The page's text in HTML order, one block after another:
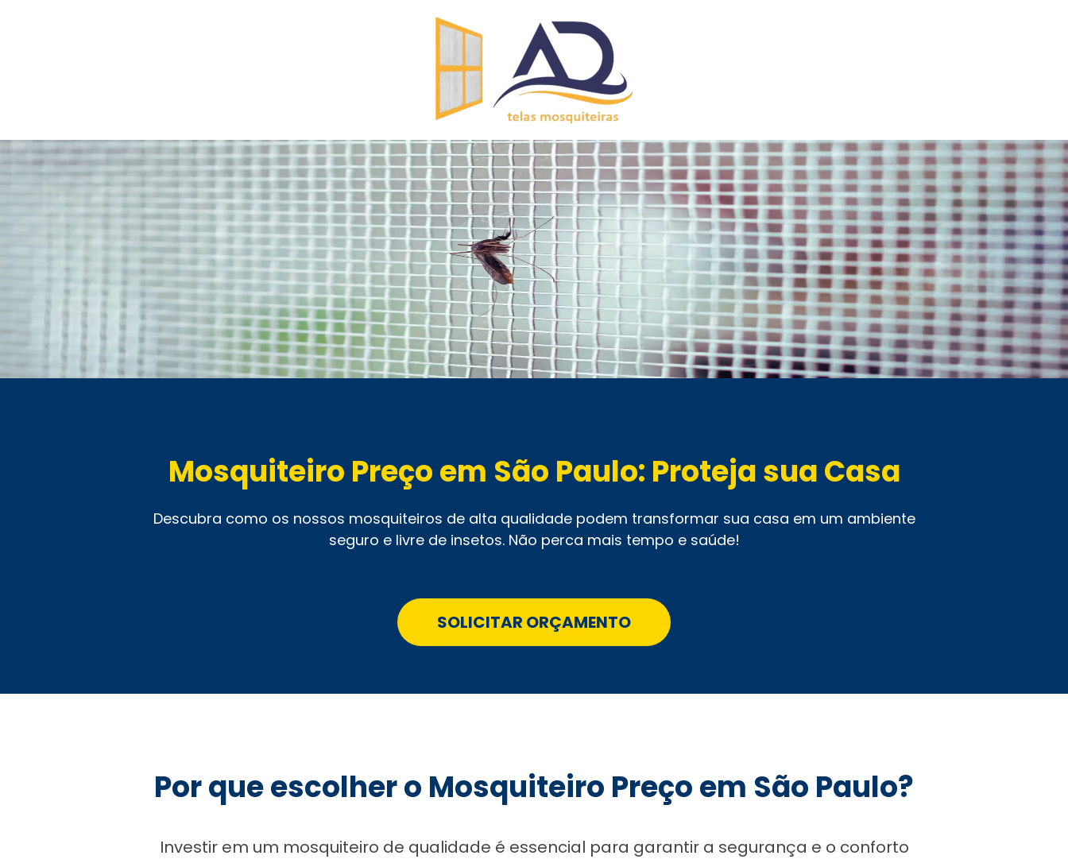
Mosquiteiro Preço em São Paulo: Proteja sua Casa
Descubra como os nossos mosquiteiros de alta qualidade podem transformar sua casa em um ambiente
seguro e livre de insetos. Não perca mais tempo e saúde!
SOLICITAR ORÇAMENTO
Por que escolher o Mosquiteiro Preço em São Paulo?
Investir em um mosquiteiro de qualidade é essencial para garantir a segurança e o conforto